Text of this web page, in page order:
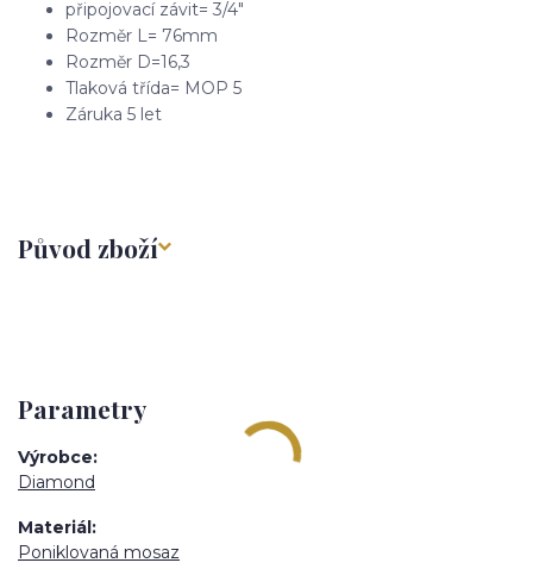
připojovací závit= 3/4"
Rozměr L= 76mm
Rozměr D=16,3
Tlaková třída= MOP 5
Záruka 5 let
Původ zboží
Parametry
Výrobce
Diamond
Materiál
Poniklovaná mosaz